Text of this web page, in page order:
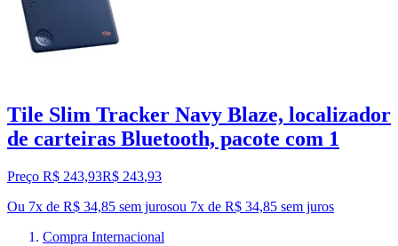
Tile Slim Tracker Navy Blaze, localizador
de carteiras Bluetooth, pacote com 1
Preço R$ 243,93R$ 243,93
Ou 7x de R$ 34,85 sem jurosou 7x de R$ 34,85 sem juros
Compra Internacional